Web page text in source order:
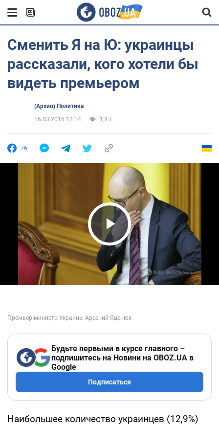
Сменить Я на Ю: украинцы
рассказали, кого хотели бы
видеть премьером
(Архив) Политика
16.03.2016 12:14
1,8 т.
76
Play Video
Будьте первыми в курсе главного –
подпишитесь на Новини на OBOZ.UA в
Google
Подписаться
Наибольшее количество украинцев (12,9%)